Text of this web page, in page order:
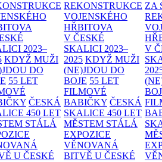
2023–
KDYŽ MUŽI
DO
55 LET
ČESKÁ
450 LET
STÁLÁ
U ČESKÉ
REKONSTRUKCE
VOJENSKÉHO
HŘBITOVA
V ČESKÉ
SKALICI 2023–
2025 KDYŽ MUŽI
(NE)JDOU DO
BOJE 55 LET
FILMOVÉ
BABIČKY ČESKÁ
SKALICE 450 LET
MĚSTEM STÁLÁ
EXPOZICE
VĚNOVANÁ
BITVĚ U ČESKÉ
ZA
V